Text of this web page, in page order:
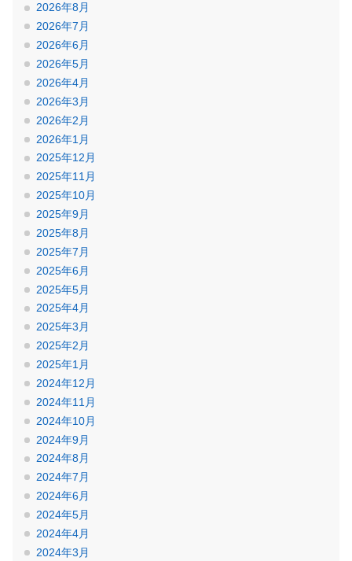
2026年8月
2026年7月
2026年6月
2026年5月
2026年4月
2026年3月
2026年2月
2026年1月
2025年12月
2025年11月
2025年10月
2025年9月
2025年8月
2025年7月
2025年6月
2025年5月
2025年4月
2025年3月
2025年2月
2025年1月
2024年12月
2024年11月
2024年10月
2024年9月
2024年8月
2024年7月
2024年6月
2024年5月
2024年4月
2024年3月